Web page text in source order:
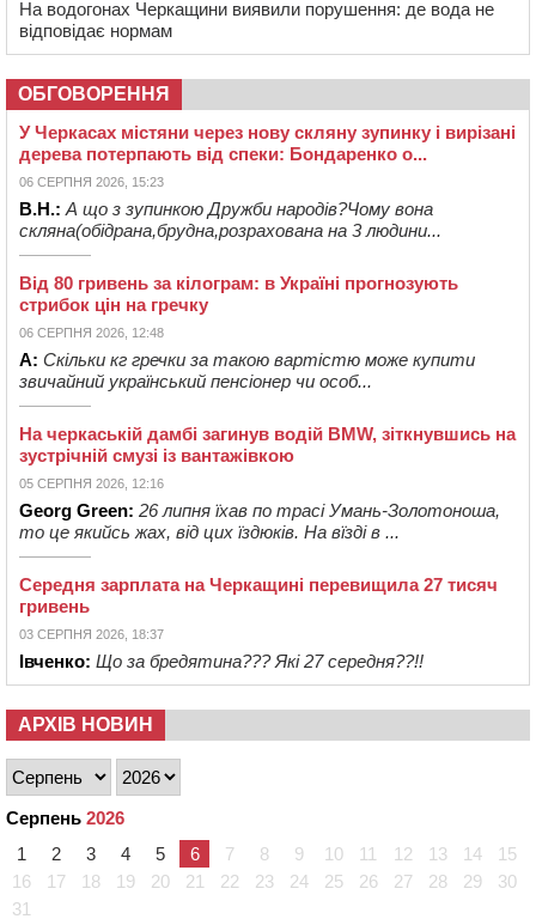
На водогонах Черкащини виявили порушення: де вода не
відповідає нормам
ОБГОВОРЕННЯ
У Черкасах містяни через нову скляну зупинку і вирізані
дерева потерпають від спеки: Бондаренко о...
06 СЕРПНЯ 2026, 15:23
В.Н.: А що з зупинкою Дружби народів?Чому вона
скляна(обідрана,брудна,розрахована на 3 людини...
Від 80 гривень за кілограм: в Україні прогнозують
стрибок цін на гречку
06 СЕРПНЯ 2026, 12:48
А: Скільки кг гречки за такою вартістю може купити
звичайний український пенсіонер чи особ...
На черкаській дамбі загинув водій BMW, зіткнувшись на
зустрічній смузі із вантажівкою
05 СЕРПНЯ 2026, 12:16
Georg Green: 26 липня їхав по трасі Умань-Золотоноша,
то це якийсь жах, від цих їздюків. На вїзді в ...
Середня зарплата на Черкащині перевищила 27 тисяч
гривень
03 СЕРПНЯ 2026, 18:37
Івченко: Що за бредятина??? Які 27 середня??!!
АРХІВ НОВИН
Серпень 2026
1
2 3 4 5 6 7 8 9 10 11 12 13 14
15
16
17 18 19 20 21 22 23 24 25 26 27 28 29
30
31